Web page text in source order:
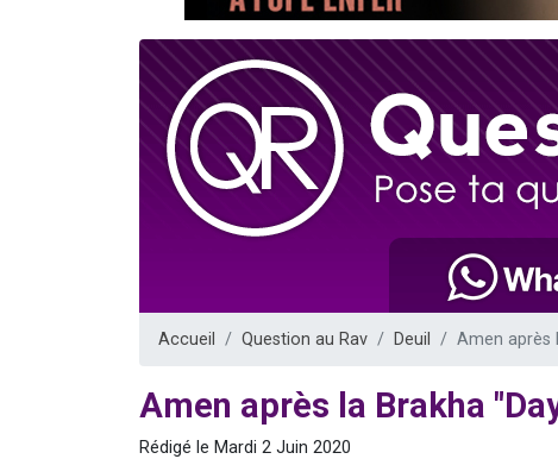
Odaya vient de
3 personnes
2 personnes
13 personnes
Il reste 49
12 nouvelles
29 personnes
Accueil Question au Rav Deuil Amen après
Amen après la Brakha
Rédigé le Mardi 2 Juin 2020